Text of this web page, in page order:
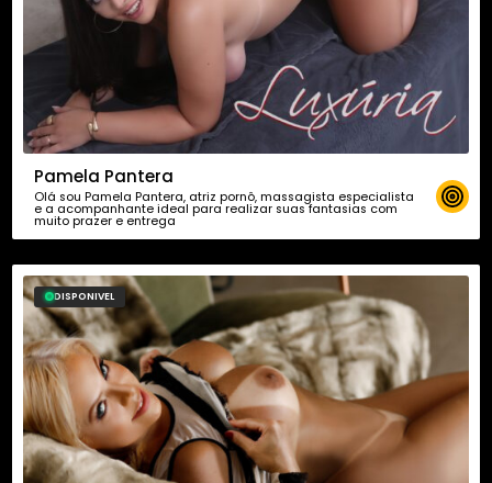
Pamela Pantera
Olá sou Pamela Pantera, atriz pornô, massagista especialista
e a acompanhante ideal para realizar suas fantasias com
muito prazer e entrega
DISPONIVEL